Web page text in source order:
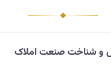
و شناخت صنعت املاک